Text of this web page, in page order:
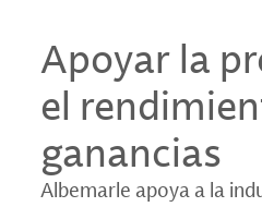
Apoyar la
el
ganancias
Albemarle apoya a la